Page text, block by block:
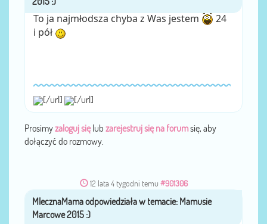
To ja najmłodsza chyba z Was jestem
24
i pół
[/url] [/url]
Prosimyzaloguj sięlub zarejestruj się na forumsię, aby
dołączyć do rozmowy.
12 lata 4 tygodni temu #901306
przezMlecznaMama